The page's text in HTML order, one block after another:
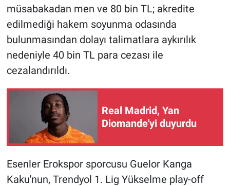
müsabakadan men ve 80 bin TL; akredite
edilmediği hakem soyunma odasında
bulunmasından dolayı talimatlara aykırılık
nedeniyle 40 bin TL para cezası ile
cezalandırıldı.
Real Madrid, Yan
Diomande'yi duyurdu
Esenler Erokspor sporcusu Guelor Kanga
Kaku'nun, Trendyol 1. Lig Yükselme play-off